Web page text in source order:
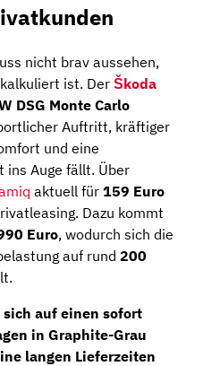
nicht brav aussehen,
ist. Der Škoda
DSG Monte Carlo
Auftritt, kräftiger
und eine
ins Auge fällt. Über
aktuell für 159 Euro
Dazu kommt
Euro, wodurch sich die
auf rund 200
sich auf einen sofort
in Graphite-Grau
langen Lieferzeiten